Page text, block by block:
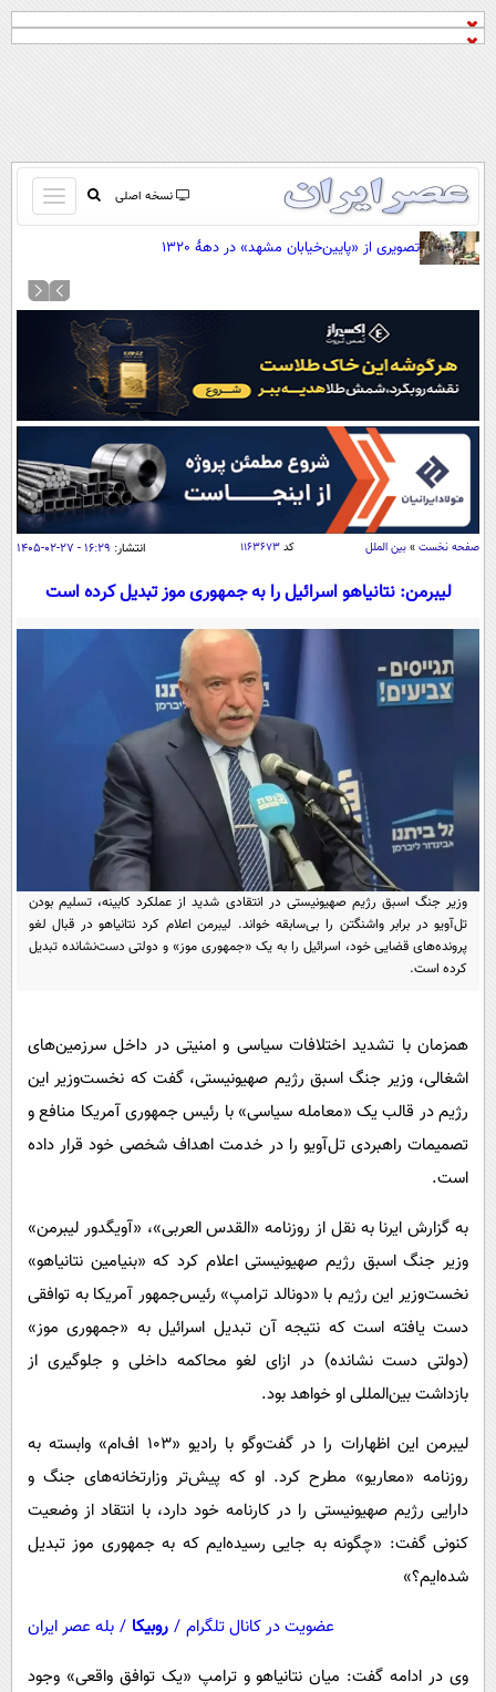
نسخه اصلی
باز
و
کردن
منو
صفحه اول
نظرسنجی
آب و هوا
سواد زندگی
سیاسی
اقتصاد
حوادث
سلامت
یک برش دانایی
محیط زیست
سفر و تفریح
بین الملل
سیاست خارجی
فرهنگ و هنر
علم و دانش
فناوری و It
علمی
اخبار کریپتو
قرآن
گوناگون
سرگرمی
باشگاه مغز
مجله تصویری سلاح
فیلم
اقتصاد
ورزش
فناوری
گوناگون
حوادث
بین الملل
اجتماعی
حیات وحش
عصر ایران 2
خواندنی ها و دیدنی ها
داستان کوتاه
روانشناسی
آشپزی
دانلود
آموزش زبان
تصویری از «پایین‌خیابان مشهد» در دهۀ 1320
صفحه نخست » بین الملل کد ۱۱۶۳۶۷۳ انتشار: ۱۶:۲۹ - ۲۷-۰۲-۱۴۰۵
لیبرمن: نتانیاهو اسرائیل را به جمهوری موز تبدیل کرده است
وزیر جنگ اسبق رژیم صهیونیستی در انتقادی شدید از عملکرد کابینه، تسلیم بودن
تل‌آویو در برابر واشنگتن را بی‌سابقه خواند. لیبرمن اعلام کرد نتانیاهو در قبال لغو
پرونده‌های قضایی خود، اسرائیل را به یک «جمهوری موز» و دولتی دست‌نشانده تبدیل
کرده است.
همزمان با تشدید اختلافات سیاسی و امنیتی در داخل سرزمین‌های
اشغالی، وزیر جنگ اسبق رژیم صهیونیستی، گفت که نخست‌وزیر این
رژیم در قالب یک «معامله سیاسی» با رئیس جمهوری آمریکا منافع و
تصمیمات راهبردی تل‌آویو را در خدمت اهداف شخصی خود قرار داده
است.
به گزارش ایرنا به نقل از روزنامه «القدس العربی»، «آویگدور لیبرمن»
وزیر جنگ اسبق رژیم صهیونیستی اعلام کرد که «بنیامین نتانیاهو»
نخست‌وزیر این رژیم با «دونالد ترامپ» رئیس‌جمهور آمریکا به توافقی
دست یافته است که نتیجه آن تبدیل اسرائیل به «جمهوری موز»
(دولتی دست نشانده) در ازای لغو محاکمه داخلی و جلوگیری از
بازداشت بین‌المللی او خواهد بود.
لیبرمن این اظهارات را در گفت‌وگو با رادیو «۱۰۳ اف‌ام» وابسته به
روزنامه «معاریو» مطرح کرد. او که پیش‌تر وزارتخانه‌های جنگ و
دارایی رژیم صهیونیستی را در کارنامه خود دارد، با انتقاد از وضعیت
کنونی گفت: «چگونه به جایی رسیده‌ایم که به جمهوری موز تبدیل
شده‌ایم؟»
عضویت در کانال تلگرام / روبیکا / بله عصر ایران
وی در ادامه گفت: میان نتانیاهو و ترامپ «یک توافق واقعی» وجود